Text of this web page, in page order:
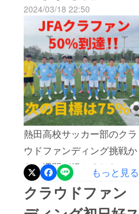
きます！私たちの活躍を期
待してください！改めまし
て、今回のここまでのご支
援本当にありがとうござい
ました。まだプロジェクト
の日数が残っていますので
引き続き応援よろしくお願
いします！！熱田高校サッ
カー部 監督 水谷優
ここまで９９人のご支援を
受け、総額１５６万１千
円、目標金額２００万円の
７８％まで到達しました。
正直な話、よくて１００万
円集まればすごいことだな
と思っていました。まさ
か、１５０万円まで到達す
るとは、そしてまだ１か月
残っている。今は何として
も目標を達成したい！子供
たちにやればできるという
ことを伝えたい！この想い
2024/03/18 22:50
熱田高校サッカー部のクラ
ウドファンディング挑戦か
ら１週間が経ちました。密
かに最初の１週間で５０％
を達成したいと目標にして
もっと見る
クラウドファン